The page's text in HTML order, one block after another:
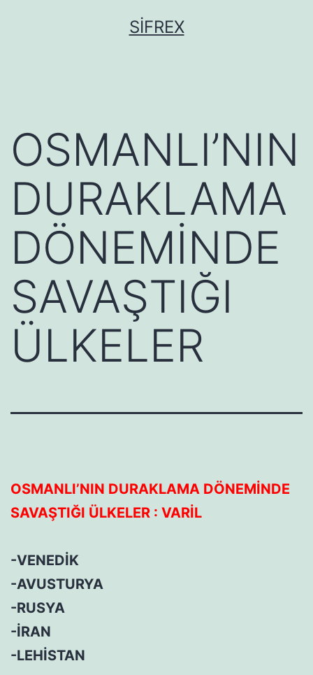
SIFREX
OSMANLI’NIN
DURAKLAMA
DÖNEMİNDE
SAVAŞTIĞI
ÜLKELER
OSMANLI’NIN DURAKLAMA DÖNEMİNDE
SAVAŞTIĞI ÜLKELER : VARİL
-VENEDİK
-AVUSTURYA
-RUSYA
-İRAN
-LEHİSTAN